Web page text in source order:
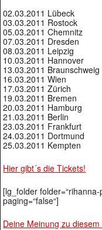
02.03.2011 Lübeck
03.03.2011 Rostock
05.03.2011 Chemnitz
07.03.2011 Dresden
08.03.2011 Leipzig
10.03.2011 Hannover
13.03.2011 Braunschweig
16.03.2011 Wien
17.03.2011 Zürich
19.03.2011 Bremen
20.03.2011 Hamburg
21.03.2011 Berlin
23.03.2011 Frankfurt
24.03.2011 Dortmund
25.03.2011 Kempten
Hier gibt´s die Tickets!
[lg_folder
paging=“false“]
Deine Meinung zu